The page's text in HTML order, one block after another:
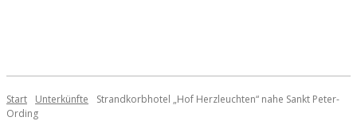
Start Unterkünfte
Strandkorbhotel „Hof Herzleuchten“ nahe Sankt Peter-
Ording